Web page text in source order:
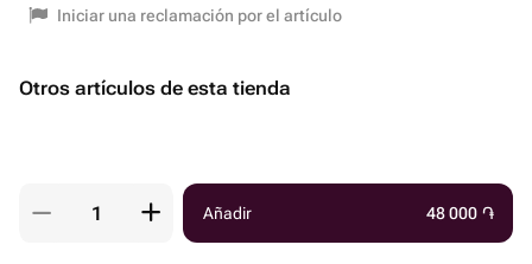
Iniciar una reclamación por el artículo
Otros artículos de esta tienda
Añadir 48 000 ֏